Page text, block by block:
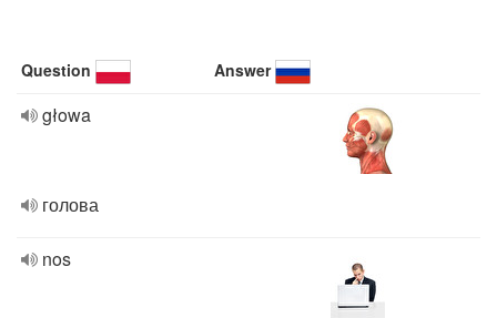
Question Answer
głowa
голова
nos